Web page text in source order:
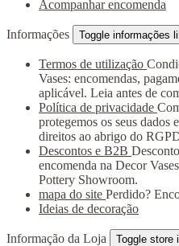
Acompanhar encomenda
Informações Toggle informações
Termos de utilização
Vases: encomendas,
aplicável. Leia antes de
Política de privacidade
protegemos os seus dados
direitos ao abrigo do
Descontos e B2B
encomenda na Decor
Pottery Showroom.
mapa do site Perdido?
Ideias de decoração
Informação da Loja Toggle store